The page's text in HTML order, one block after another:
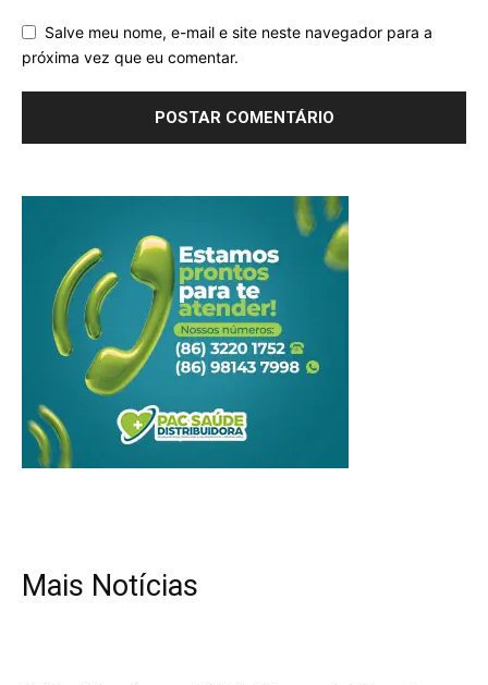
Salve meu nome, e-mail e site neste navegador para a
próxima vez que eu comentar.
Mais Notícias